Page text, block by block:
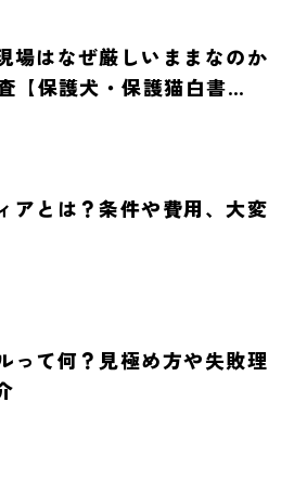
場はなぜ厳しいままなのか
【保護犬・保護猫白書
アとは？条件や費用、大変
って何？見極め方や失敗理